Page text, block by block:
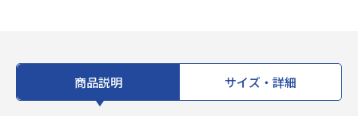
商品説明 サイズ・詳細